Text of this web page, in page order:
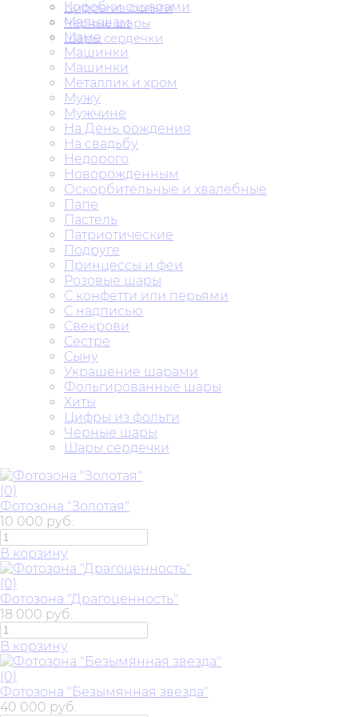
Цифры из фольги
Черные шары
Шары сердечки
Коробки с шарами
Малышам
Маме
Машинки
Машинки
Металлик и хром
Мужу
Мужчине
На День рождения
На свадьбу
Недорого
Новорожденным
Оскорбительные и хвалебные
Папе
Пастель
Патриотические
Подруге
Принцессы и феи
Розовые шары
С конфетти или перьями
С надписью
Свекрови
Сестре
Сыну
Украшение шарами
Фольгированные шары
Хиты
Цифры из фольги
Черные шары
Шары сердечки
(0)
Фотозона "Золотая"
10 000 руб.
В корзину
(0)
Фотозона "Драгоценность"
18 000 руб.
В корзину
(0)
Фотозона "Безымянная звезда"
40 000 руб.